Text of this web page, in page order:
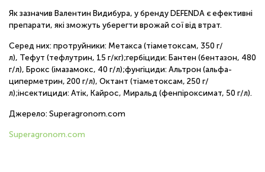
Як зазначив Валентин Видибура, у бренду DEFENDA є ефективні
препарати, які зможуть уберегти врожай сої від втрат.
Серед них: протруйники: Метакса (тіаметоксам, 350 г/
л), Тефут (тефлутрин, 15 г/кг);гербіциди: Бантен (бентазон, 480
г/л), Брокс (імазамокс, 40 г/л);фунгіциди: Альтрон (альфа-
циперметрин, 200 г/л), Октант (тіаметоксам, 250 г/
л);інсектициди: Атік, Кайрос, Миральд (фенпіроксимат, 50 г/л).
Джерело: Superagronom.com
Superagronom.com